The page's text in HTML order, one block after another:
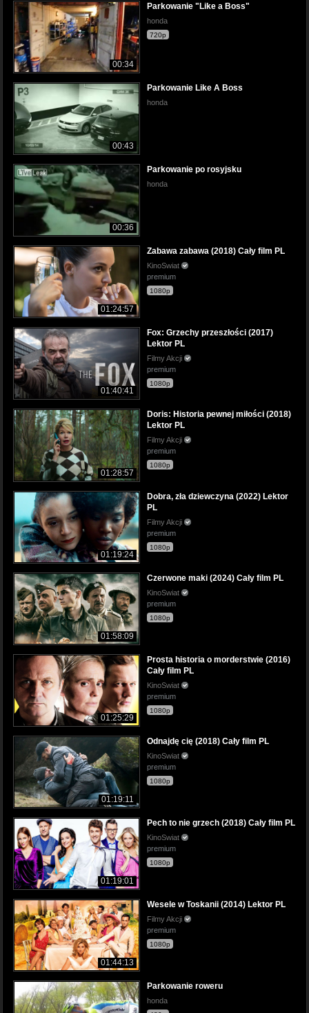
00:34
Parkowanie "Like a Boss"
honda
720p
00:43
Parkowanie Like A Boss
honda
00:36
Parkowanie po rosyjsku
honda
01:24:57
Zabawa zabawa (2018) Cały film PL
KinoSwiat
premium
1080p
01:40:41
Fox: Grzechy przeszłości (2017)
Lektor PL
Filmy Akcji
premium
1080p
01:28:57
Doris: Historia pewnej miłości (2018)
Lektor PL
Filmy Akcji
premium
1080p
01:19:24
Dobra, zła dziewczyna (2022) Lektor
PL
Filmy Akcji
premium
1080p
01:58:09
Czerwone maki (2024) Cały film PL
KinoSwiat
premium
1080p
01:25:29
Prosta historia o morderstwie (2016)
Cały film PL
KinoSwiat
premium
1080p
01:19:11
Odnajdę cię (2018) Cały film PL
KinoSwiat
premium
1080p
01:19:01
Pech to nie grzech (2018) Cały film PL
KinoSwiat
premium
1080p
01:44:13
Wesele w Toskanii (2014) Lektor PL
Filmy Akcji
premium
1080p
Parkowanie roweru
honda